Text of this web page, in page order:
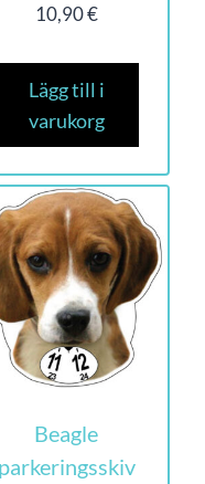
10,90€
Lägg till i
varukorg
Beagle
parkeringsskiv